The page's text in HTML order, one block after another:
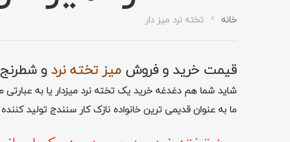
اینتر را برای جستجو و یا ESC برای بستن بفشارید
خانه تخته نرد میز دار
قیمت خرید و فروش میز تخته نرد و شطرنج
شاید شما هم دغدغه خرید یک تخته نرد میزدار یا به عبارتی
ما به عنوان قدیمی ترین خانواده نازک کار سنندج تولید